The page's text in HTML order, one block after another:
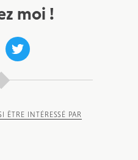
moi !
ÊTRE INTÉRESSÉ PAR